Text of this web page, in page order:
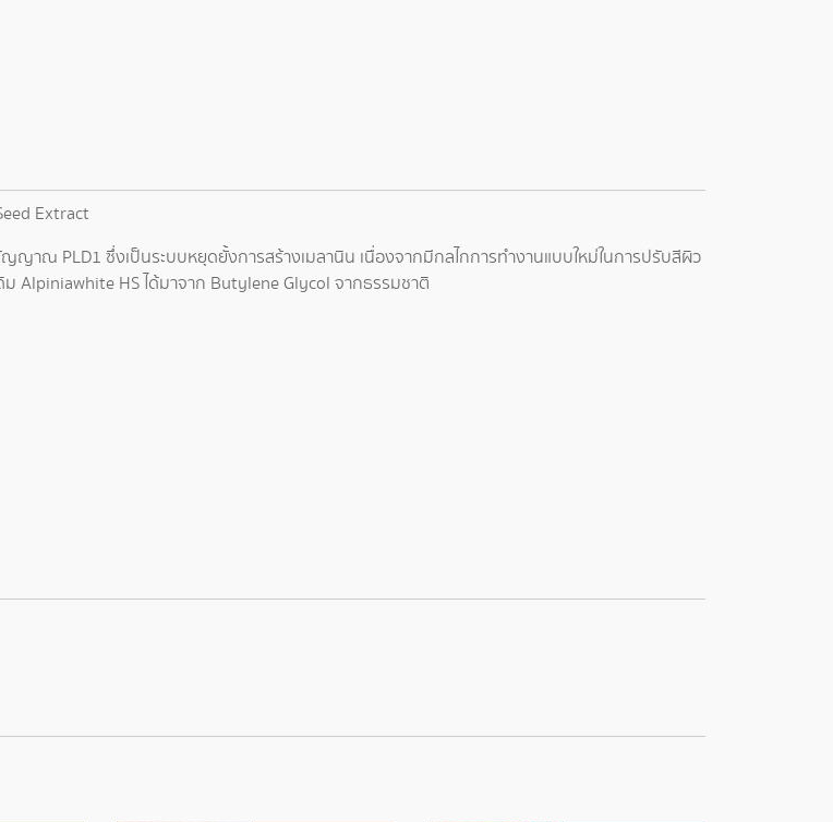
Extract
าณ PLD1 ซึ่งเป็นระบบหยุดยั้งการสร้างเมลานิน เนื่องจากมีกลไกการทำงานแบบใหม่ในการปรับสีผิว
HS ได้มาจาก Butylene Glycol จากธรรมชาติ